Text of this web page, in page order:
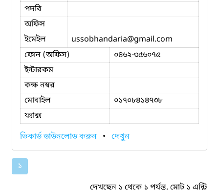
পদবি
অফিস
ইমেইল
ussobhandaria@gmail.com
ফোন (অফিস)
০৪৬২-৩৫৬০৭৫
ইন্টারকম
কক্ষ নম্বর
মোবাইল
০১৭০৮৪১৪৭৩৮
ফ্যাক্স
ভিকার্ড ডাউনলোড করুন • দেখুন
১
দেখছেন ১ থেকে ১ পর্যন্ত, মোট ১ এন্ট্রি